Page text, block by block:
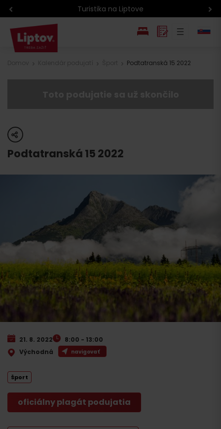
Turistika na Liptove
Podtatranská 15 2022
share
Podtatranská 15 2022
21. 8. 2022
8:00 - 13:00
Východná
navigovať
Šport
oficiálny plagát podujatia